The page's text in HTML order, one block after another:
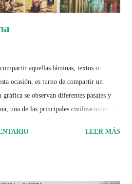
aquellas láminas, textos o
ocasión, es turno de compartir un
se observan diferentes pasajes y
una de las principales civilizaciones que
LEER MÁS